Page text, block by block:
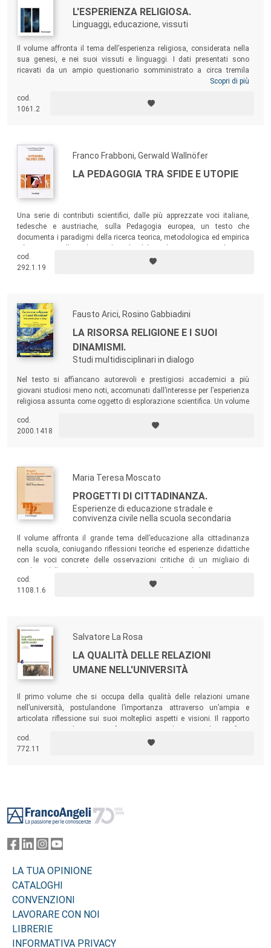
L'ESPERIENZA RELIGIOSA.
Linguaggi, educazione, vissuti
Il volume affronta il tema dell’esperienza religiosa, considerata nella
sua genesi, e nei suoi vissuti e linguaggi. I dati presentati sono
ricavati da un ampio questionario somministrato a circa tremila
persone su territorio nazionale. Senza pretesa di una rigorosa
per nuovi percorsi di indagine, come per molte riflessioni sulle prassi
educative, soprattutto nel momento attuale, in cui la società diventa
Scopri di più
cod.
1061.2
Franco Frabboni, Gerwald Wallnöfer
LA PEDAGOGIA TRA SFIDE E UTOPIE
Una serie di contributi scientifici, dalle più apprezzate voci italiane,
tedesche e austriache, sulla Pedagogia europea, un testo che
documenta i paradigmi della ricerca teorica, metodologica ed empirica
dell’attenzione sono le categorie dell’educazione: le sue finalità
esistenziali, i suoi linguaggi, le sue chiavi interpretative, le sue
cod.
292.1.19
Fausto Arici, Rosino Gabbiadini
LA RISORSA RELIGIONE E I SUOI
DINAMISMI.
Studi multidisciplinari in dialogo
Nel testo si affiancano autorevoli e prestigiosi accademici a più
giovani studiosi meno noti, accomunati dall’interesse per l’esperienza
religiosa assunta come oggetto di esplorazione scientifica. Un volume
umane, utile soprattutto per le prospettive di lavoro che apre, in tema di
educazione religiosa dentro i nostri nuovi orizzonti sempre più
cod.
2000.1418
Maria Teresa Moscato
PROGETTI DI CITTADINANZA.
Esperienze di educazione stradale e
convivenza civile nella scuola secondaria
Il volume affronta il grande tema dell’educazione alla cittadinanza
nella scuola, coniugando riflessioni teoriche ed esperienze didattiche
con le voci concrete delle osservazioni critiche di un migliaio di
didattiche e le loro aspettative.
cod.
1108.1.6
Salvatore La Rosa
LA QUALITÀ DELLE RELAZIONI
UMANE NELL'UNIVERSITÀ
Il primo volume che si occupa della qualità delle relazioni umane
nell’università, postulandone l’importanza attraverso un’ampia e
articolata riflessione sui suoi molteplici aspetti e visioni. Il rapporto
particolarmente significativo nella misura in cui l’università coltiva,
oltre che il futuro professionale dei suoi studenti, anche l’uomo in
cod.
772.11
LA TUA OPINIONE
CATALOGHI
CONVENZIONI
LAVORARE CON NOI
LIBRERIE
INFORMATIVA PRIVACY